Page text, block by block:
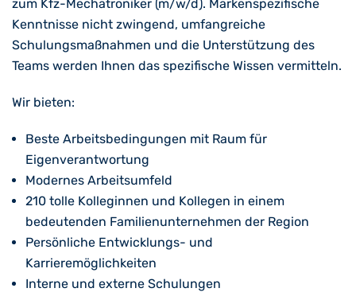
zum Kfz-Mechatroniker (m/w/d). Markenspezifische
Kenntnisse nicht zwingend, umfangreiche
Schulungsmaßnahmen und die Unterstützung des
Teams werden Ihnen das spezifische Wissen vermitteln.
Wir bieten:
Beste Arbeitsbedingungen mit Raum für
Eigenverantwortung
Modernes Arbeitsumfeld
210 tolle Kolleginnen und Kollegen in einem
bedeutenden Familienunternehmen der Region
Persönliche Entwicklungs- und
Karrieremöglichkeiten
Interne und externe Schulungen